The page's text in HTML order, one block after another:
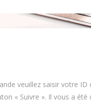
veuillez saisir votre
« Suivre ». Il vous a